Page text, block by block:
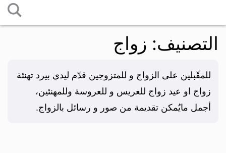
إلى
التصنيف: زواج
للمقّبلين على الزواج و للمتزوجين قدّم ليدي بيرد تهنئة
زواج او عيد زواج للعريس و للعروسة وللمهنئين،
أجمل مايُمكن تقديمة من صور و رسائل بالزواج.